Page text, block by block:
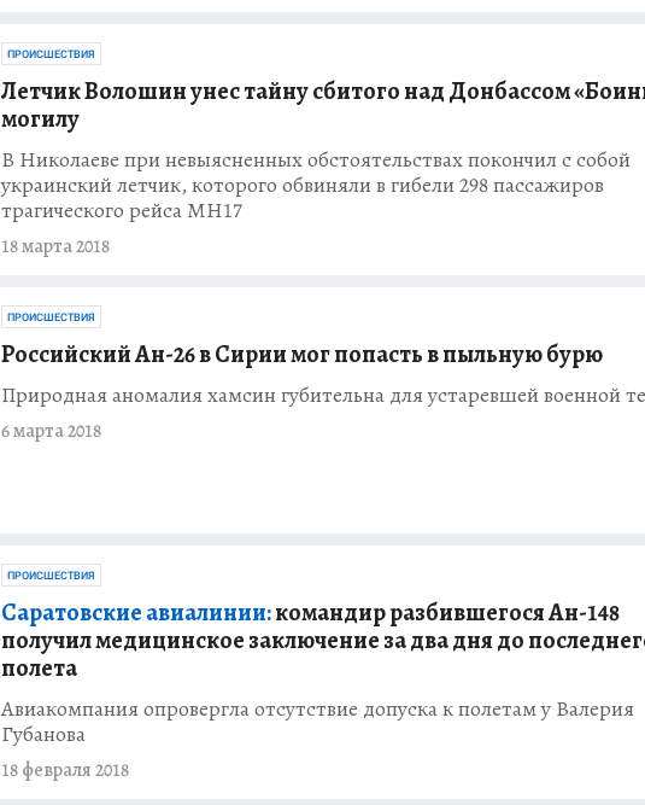
ПРОИСШЕСТВИЯ
Летчик Волошин унес тайну сбитого над Донбассом
могилу
В Николаеве при невыясненных обстоятельствах покончил с собой
украинский летчик, которого обвиняли в гибели 298 пассажиров
трагического рейса МН17
18 марта 2018
ПРОИСШЕСТВИЯ
Российский Ан-26 в Сирии мог попасть в пыльную бурю
Природная аномалия хамсин губительна для устаревшей военной
6 марта 2018
ПРОИСШЕСТВИЯ
Саратовские авиалинии:командир разбившегося Ан-148
получил медицинское заключение за два дня до
полета
Авиакомпания опровергла отсутствие допуска к полетам у Валерия
Губанова
18 февраля 2018